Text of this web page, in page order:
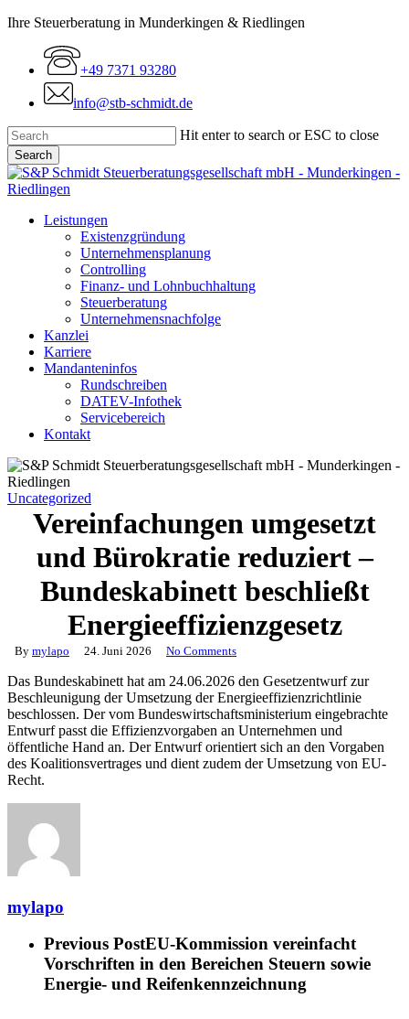
Skip
content
Ihre Steuerberatung in Munderkingen & Riedlingen
+49 7371 93280
info@stb-schmidt.de
Hit enter to search or ESC to close
Search
Close
Search
Menu
Leistungen
Existenzgründung
Unternehmensplanung
Controlling
Finanz- und Lohnbuchhaltung
Steuerberatung
Unternehmensnachfolge
Kanzlei
Karriere
Mandanteninfos
Rundschreiben
DATEV-Infothek
Servicebereich
Kontakt
Uncategorized
Vereinfachungen umgesetzt
und Bürokratie reduziert –
Bundeskabinett beschließt
Energieeffizienzgesetz
By mylapo 24. Juni 2026 No Comments
Das Bundeskabinett hat am 24.06.2026 den Gesetzentwurf zur
Beschleunigung der Umsetzung der Energieeffizienzrichtlinie
beschlossen. Der vom Bundeswirtschaftsministerium eingebrachte
Entwurf passt die Effizienzvorgaben an Unternehmen und
öffentliche Hand an. Der Entwurf orientiert sich an den Vorgaben
des Koalitionsvertrages und dient zudem der Umsetzung von EU-
Recht.
mylapo
Previous PostEU-Kommission vereinfacht
Vorschriften in den Bereichen Steuern sowie
Energie- und Reifenkennzeichnung